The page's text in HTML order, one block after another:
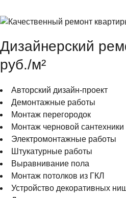
Дизайнерский
руб./м²
Авторский дизайн-проект
Демонтажные работы
Монтаж перегородок
Монтаж черновой сантехники
Электромонтажные работы
Штукатурные работы
Выравнивание пола
Монтаж потолков из ГКЛ
Устройство декоративных